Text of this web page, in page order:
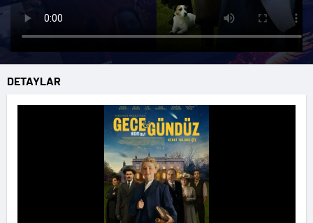
DETAYLAR